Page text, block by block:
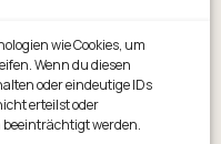
wie Cookies, um
Wenn du diesen
oder eindeutige IDs
erteilst oder
werden.